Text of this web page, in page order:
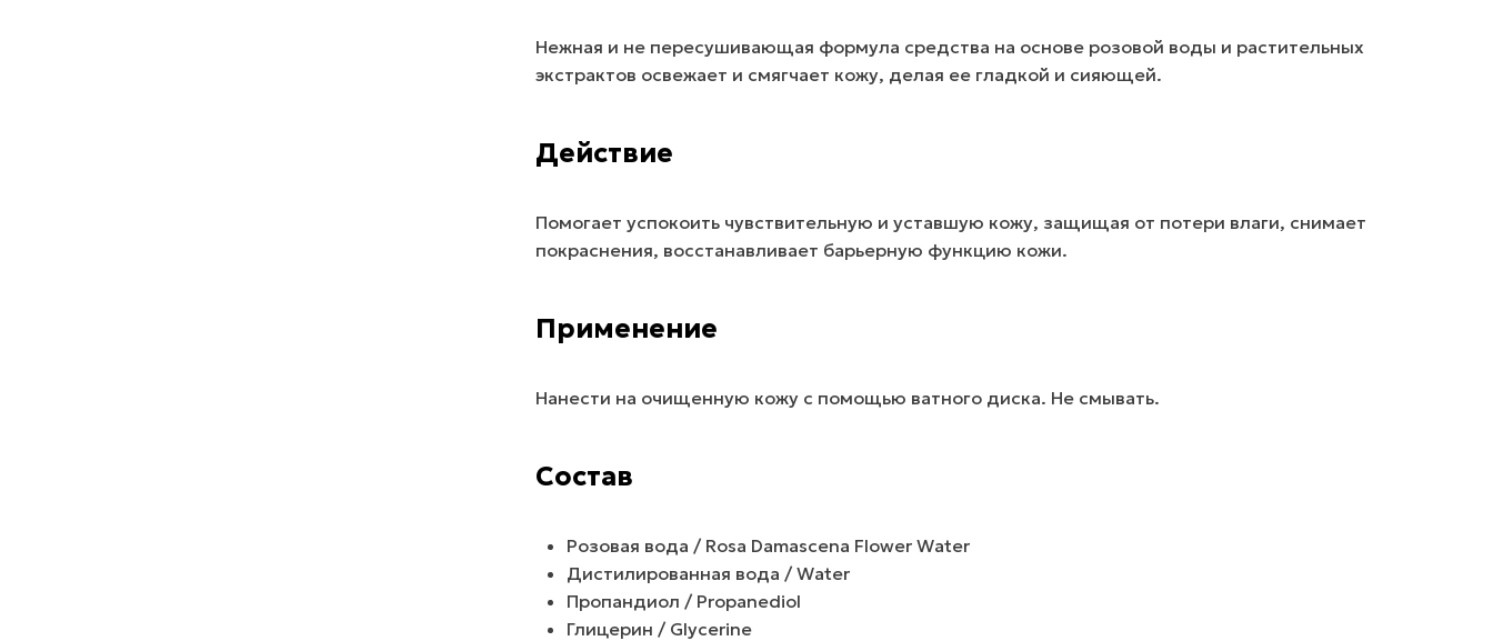
Нежная и не пересушивающая формула средства на основе розовой воды и растительных
экстрактов освежает и смягчает кожу, делая ее гладкой и сияющей.
Действие
Помогает успокоить чувствительную и уставшую кожу, защищая от потери влаги, снимает
покраснения, восстанавливает барьерную функцию кожи.
Применение
Нанести на очищенную кожу с помощью ватного диска. Не смывать.
Состав
Розовая вода / Rosa Damascena Flower Water
Дистилированная вода / Water
Пропандиол / Propanediol
Глицерин / Glycerine